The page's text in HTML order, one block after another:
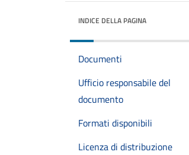
INDICE DELLA PAGINA
Documenti
Ufficio responsabile del
documento
Formati disponibili
Licenza di distribuzione